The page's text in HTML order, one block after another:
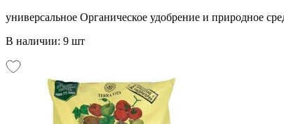
универсальное Органическое удобрение и природное
В наличии: 9 шт